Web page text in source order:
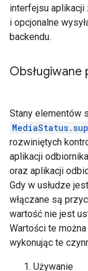
interfejsu aplikacji
i opcjonalne
backendu.
Stany elementów
rozwiniętych
aplikacji
oraz aplikacji
Gdy w usłudze
włączane są
wartość nie jest
Wartości te
wykonując te
Używanie